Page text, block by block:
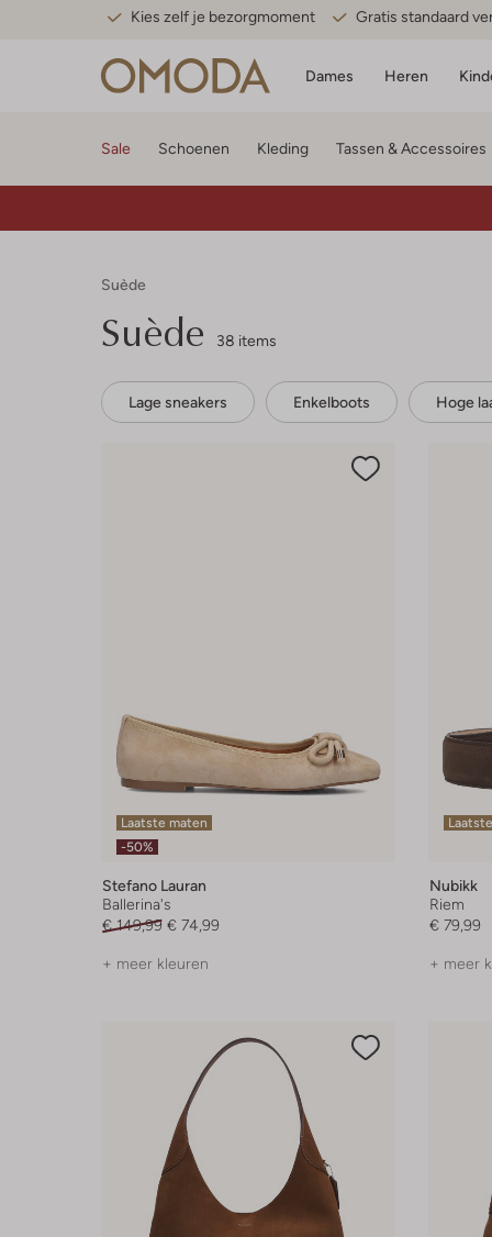
Kies zelf je bezorgmoment Gratis standaard
Dames Heren
Sale Schoenen Kleding Tassen & Accessoires
Suède
Suède 38 items
Lage sneakers Enkelboots Hoge
Laatste maten
-50%
Stefano Lauran
Ballerina's
€ 149,99 € 74,99
+ meer kleuren
Nubikk
Riem
€ 79,99
+ meer